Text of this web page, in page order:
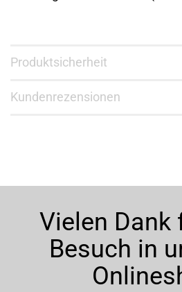
Produktsicherheit
Kundenrezensionen
Vielen Dank
Besuch in